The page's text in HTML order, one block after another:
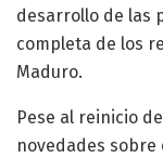
desarrollo de las
completa de los
Maduro.
Pese al reinicio
novedades